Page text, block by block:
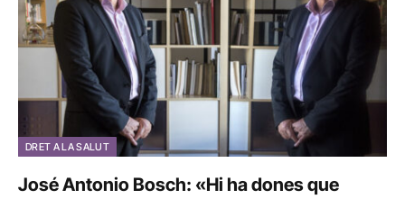
DRET A LA SALUT
José Antonio Bosch: «Hi ha dones que